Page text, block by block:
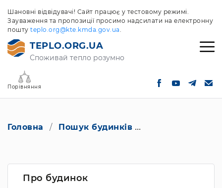
Шановні відвідувачі! Сайт працює у тестовому режимі.
Зауваження та пропозиції просимо надсилати на електронну
пошту teplo.org@kte.kmda.gov.ua.
TEPLO.ORG.UA
Споживай тепло розумно
Порівняння
Головна Пошук будинків
Про будинок